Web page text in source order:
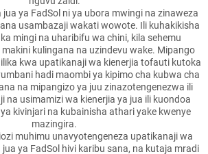
ya FadSol ni ya ubora mwingi na zinaweza
usambazaji wakati wowote. Ili kuhakikisha
mingi na uharibifu wa chini, kila sehemu
kulingana na uzindevu wake. Mipango
kwa upatikanaji wa kienerjia tofauti kutoka
hadi maombi ya kipimo cha kubwa cha
na mipangizo ya juu zinazotengenezwa ili
na usimamizi wa kienerjia ya jua ili kuondoa
kivinjari na kubainisha athari yake kwenye
mazingira.
muhimu unavyotengeneza upatikanaji wa
ya FadSol hivi karibu sana, na kutaja mradi